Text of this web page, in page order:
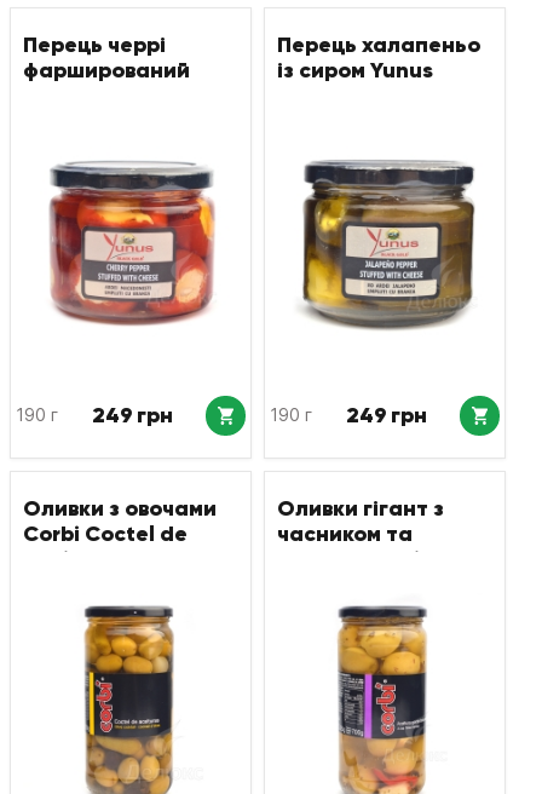
Перець черрі
фарширований
190 г 249 грн
Перець халапеньо
із сиром Yunus
190 г 249 грн
Оливки з овочами
Corbi Coctel de
Aceitunas
Оливки гігант з
часником та
перцем Corbi